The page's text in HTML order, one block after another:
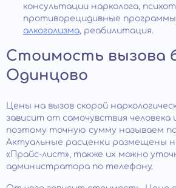
консультации нарколога,
противорецидивные
алкоголизма, реабилитация.
Стоимость вызова
Одинцово
Цены на вызов скорой
зависит от самочувствия человека
поэтому точную сумму называем
Актуальные расценки размещены
«Прайс-лист», также их можно
администратора по телефону.